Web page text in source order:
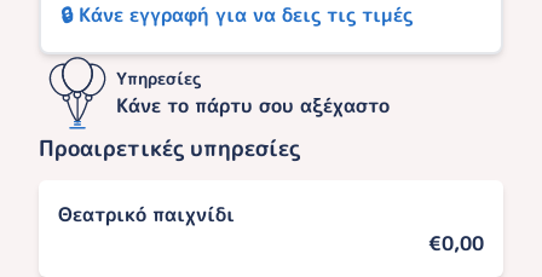
🔒 Κάνε εγγραφή για να δεις τις τιμές
Υπηρεσίες
Κάνε το πάρτυ σου αξέχαστο
Προαιρετικές υπηρεσίες
Θεατρικό παιχνίδι
€0,00